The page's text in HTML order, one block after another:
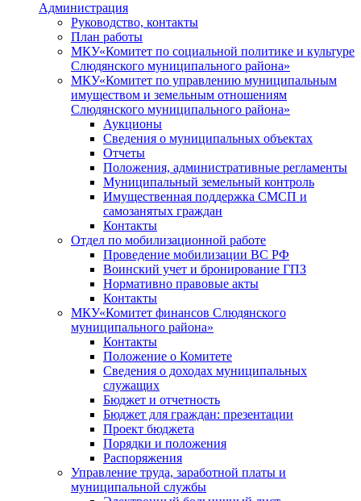
Администрация
Руководство, контакты
План работы
МКУ«Комитет по социальной политике и культуре
Слюдянского муниципального района»
МКУ«Комитет по управлению муниципальным
имуществом и земельным отношениям
Слюдянского муниципального района»
Аукционы
Сведения о муниципальных объектах
Отчеты
Положения, административные регламенты
Муниципальный земельный контроль
Имущественная поддержка СМСП и
самозанятых граждан
Контакты
Отдел по мобилизационной работе
Проведение мобилизации ВС РФ
Воинский учет и бронирование ГПЗ
Нормативно правовые акты
Контакты
МКУ«Комитет финансов Слюдянского
муниципального района»
Контакты
Положение о Комитете
Сведения о доходах муниципальных
служащих
Бюджет и отчетность
Бюджет для граждан: презентации
Проект бюджета
Порядки и положения
Распоряжения
Управление труда, заработной платы и
муниципальной службы